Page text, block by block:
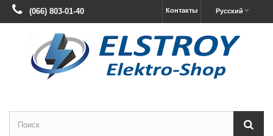
Русский
Контакты
(066) 803-01-40